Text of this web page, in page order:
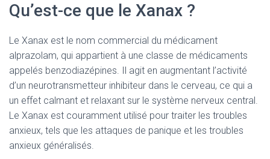
Qu’est-ce que le Xanax ?
Le Xanax est le nom commercial du médicament
alprazolam, qui appartient à une classe de médicaments
appelés benzodiazépines. Il agit en augmentant l’activité
d’un neurotransmetteur inhibiteur dans le cerveau, ce qui a
un effet calmant et relaxant sur le système nerveux central.
Le Xanax est couramment utilisé pour traiter les troubles
anxieux, tels que les attaques de panique et les troubles
anxieux généralisés.